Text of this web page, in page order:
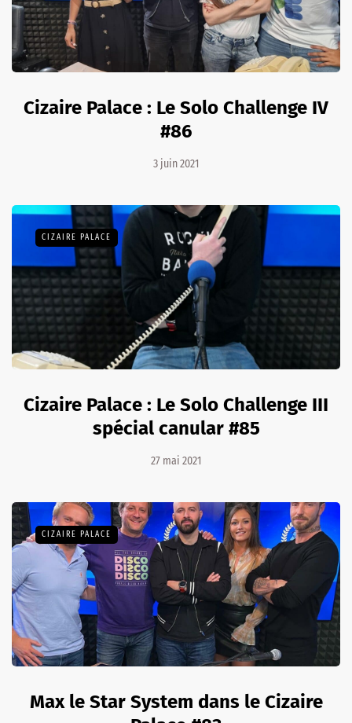
Cizaire Palace : Le Solo Challenge IV
#86
3 juin 2021
CIZAIRE PALACE
Cizaire Palace : Le Solo Challenge III
spécial canular #85
27 mai 2021
CIZAIRE PALACE
Max le Star System dans le Cizaire